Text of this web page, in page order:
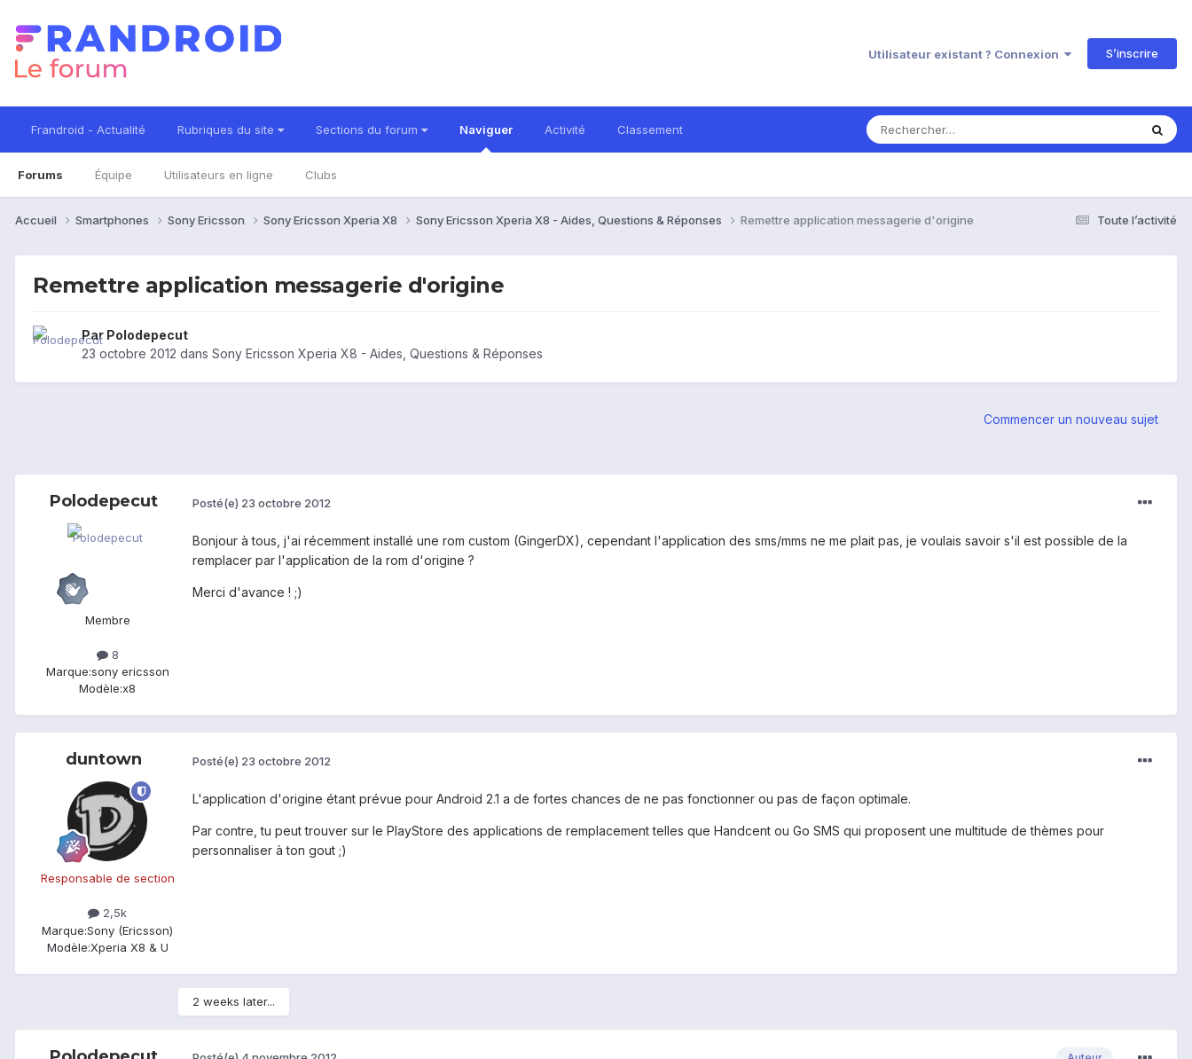
Utilisateur existant ? Connexion S’inscrire
Frandroid - Actualité Rubriques du site Sections du forum Naviguer
Forums Équipe Utilisateurs en ligne Clubs
Activité Classement
Toute l’activité
Accueil Smartphones Sony Ericsson Sony Ericsson Xperia X8 Sony Ericsson Xperia X8 - Aides, Questions & Réponses Remettre application messagerie d'origine
Remettre application messagerie d'origine
Par Polodepecut
23 octobre 2012 dans Sony Ericsson Xperia X8 - Aides, Questions & Réponses
Commencer un nouveau sujet
Polodepecut
Membre
8
Marque:sony ericsson
Modèle:x8
Posté(e) 23 octobre 2012
Bonjour à tous, j'ai récemment installé une rom custom (GingerDX), cependant l'application des sms/mms ne me plait pas, je voulais savoir s'il est possible de la
remplacer par l'application de la rom d'origine ?
Merci d'avance ! ;)
duntown
Responsable de section
2,5k
Marque:Sony (Ericsson)
Modèle:Xperia X8 & U
Posté(e) 23 octobre 2012
L'application d'origine étant prévue pour Android 2.1 a de fortes chances de ne pas fonctionner ou pas de façon optimale.
Par contre, tu peut trouver sur le PlayStore des applications de remplacement telles que Handcent ou Go SMS qui proposent une multitude de thèmes pour
personnaliser à ton gout ;)
2 weeks later...